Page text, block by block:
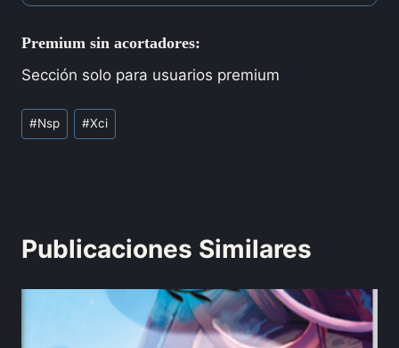
Premium sin acortadores:
Sección solo para usuarios premium
#Nsp #Xci
Publicaciones Similares